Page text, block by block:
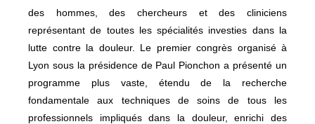
des hommes, des chercheurs et des cliniciens
représentant de toutes les spécialités investies dans la
lutte contre la douleur. Le premier congrès organisé à
Lyon sous la présidence de Paul Pionchon a présenté un
programme plus vaste, étendu de la recherche
fondamentale aux techniques de soins de tous les
professionnels impliqués dans la douleur, enrichi des